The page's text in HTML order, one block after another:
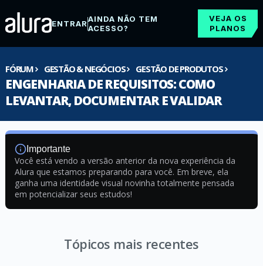
ENTRARAINDA NÃO TEM
ACESSO?
VEJA OS
PLANOS
FÓRUM GESTÃO & NEGÓCIOS GESTÃO DE PRODUTOS
ENGENHARIA DE REQUISITOS: COMO
LEVANTAR, DOCUMENTAR E VALIDAR
Importante
Você está vendo a versão anterior da nova experiência da
Alura que estamos preparando para você. Em breve, ela
ganha uma identidade visual novinha totalmente pensada
em potencializar seus estudos!
Tópicos mais recentes